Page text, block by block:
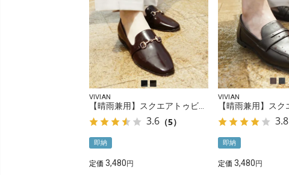
VIVIAN
3.6 （5）
即納
定価 3,480
VIVIAN
3.8
即納
定価 3,480